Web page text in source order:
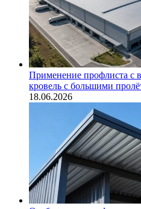
Применение профлиста с
кровель с большими
18.06.2026